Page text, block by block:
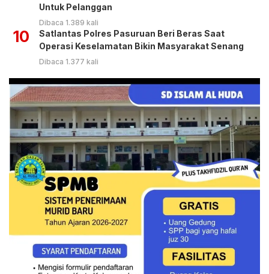
Untuk Pelanggan
Dibaca 1.389 kali
10
Satlantas Polres Pasuruan Beri Beras Saat
Operasi Keselamatan Bikin Masyarakat Senang
Dibaca 1.377 kali